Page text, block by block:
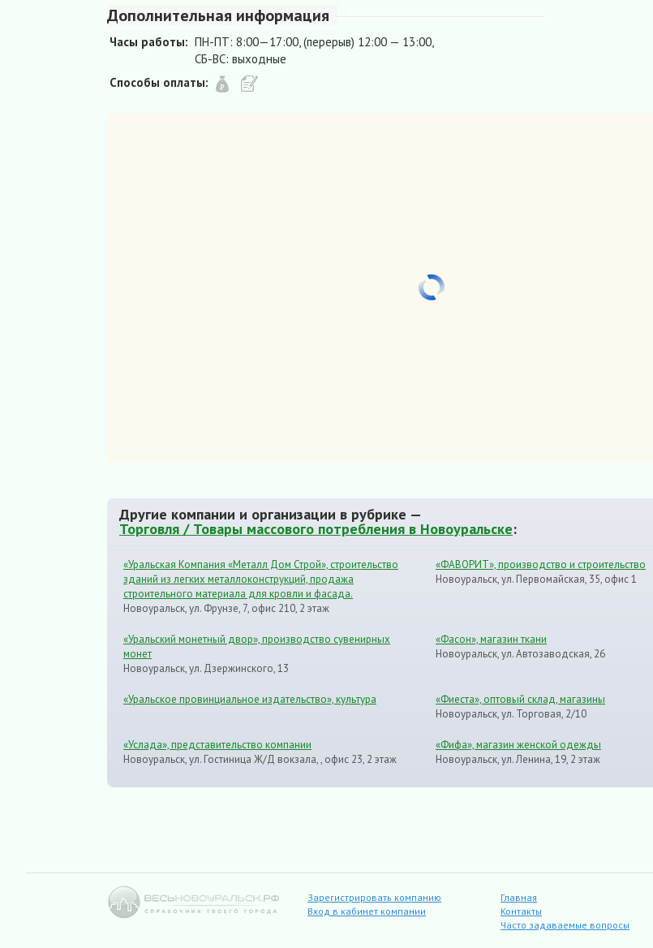
Дополнительная информация
Часы работы: ПН-ПТ: 8:00—17:00, (перерыв) 12:00 — 13:00,
СБ-ВС: выходные
Способы оплаты:
Другие компании и организации в рубрике —
Торговля / Товары массового потребления в Новоуральске:
«Уральская Компания «Металл Дом Строй», cтроительство
зданий из легких металлоконструкций, продажа
строительного материала для кровли и фасада.
Новоуральск, ул. Фрунзе, 7, офис 210, 2 этаж
«ФАВОРИТ», производство и строительство
Новоуральск, ул. Первомайская, 35, офис 1
«Уральский монетный двор», производство сувенирных
монет
Новоуральск, ул. Дзержинского, 13
«Фасон», магазин ткани
Новоуральск, ул. Автозаводская, 26
«Уральское провинциальное издательство», культура
«Фиеста», оптовый склад, магазины
Новоуральск, ул. Торговая, 2/10
«Услада», представительство компании
Новоуральск, ул. Гостиница Ж/Д вокзала, , офис 23, 2 этаж
«Фифа», магазин женской одежды
Новоуральск, ул. Ленина, 19, 2 этаж
Зарегистрировать компанию
Вход в кабинет компании
Главная
Контакты
Часто задаваемые вопросы